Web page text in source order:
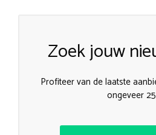
Zoek jouw
Profiteer van de laatste
ongeveer